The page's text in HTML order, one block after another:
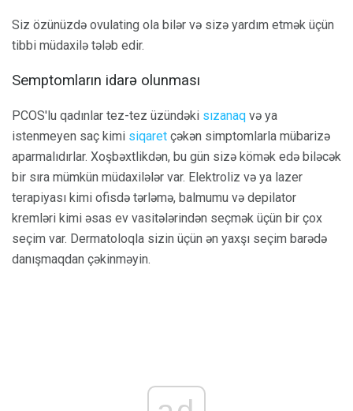
Siz özünüzdə ovulating ola bilər və sizə yardım etmək üçün
tibbi müdaxilə tələb edir.
Semptomların idarə olunması
PCOS'lu qadınlar tez-tez üzündəki sızanaq və ya
istenmeyen saç kimi siqaret çəkən simptomlarla mübarizə
aparmalıdırlar. Xoşbəxtlikdən, bu gün sizə kömək edə biləcək
bir sıra mümkün müdaxilələr var. Elektroliz və ya lazer
terapiyası kimi ofisdə tərləmə, balmumu və depilator
kremləri kimi əsas ev vasitələrindən seçmək üçün bir çox
seçim var. Dermatoloqla sizin üçün ən yaxşı seçim barədə
danışmaqdan çəkinməyin.